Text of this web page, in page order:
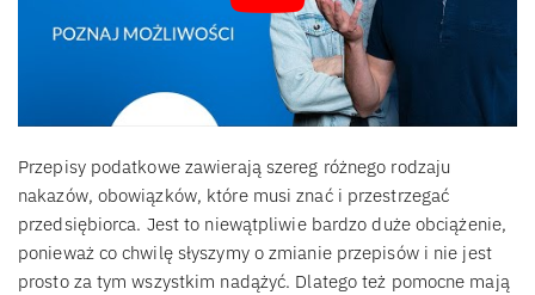
Przepisy podatkowe zawierają szereg różnego rodzaju
nakazów, obowiązków, które musi znać i przestrzegać
przedsiębiorca. Jest to niewątpliwie bardzo duże obciążenie,
ponieważ co chwilę słyszymy o zmianie przepisów i nie jest
prosto za tym wszystkim nadążyć. Dlatego też pomocne mają